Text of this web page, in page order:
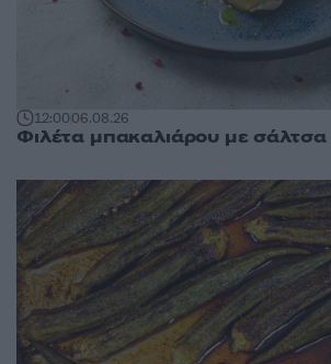
12:0006.08.26
Φιλέτα μπακαλιάρου με